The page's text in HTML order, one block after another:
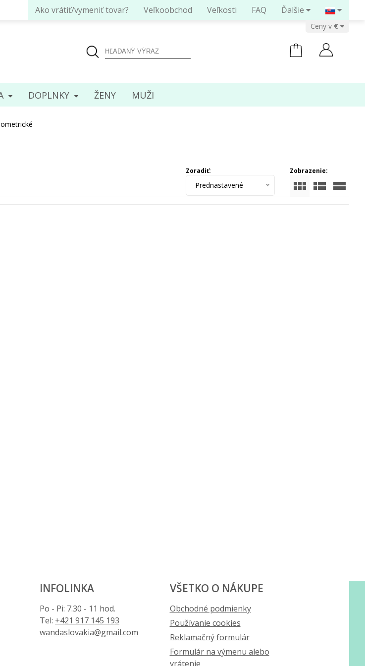
Ako vrátiť/vymeniť tovar? Veľkoobchod Veľkosti FAQ Ďalšie
Ceny v
DOPLNKY ENY MUŽI
Zobrazenie:
Zoradiť:
Prednastavené
INFOLINKA
Po - Pi: 7.30 - 11 hod.
Tel: +421 917 145 193
wandaslovakia@gmail.com
VŠETKO O NÁKUPE
Obchodné podmienky
Používanie cookies
Reklamačný formulár
Formulár na výmenu alebo
vrátenie